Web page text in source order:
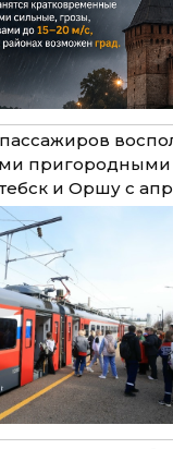
пригородными
и Оршу с